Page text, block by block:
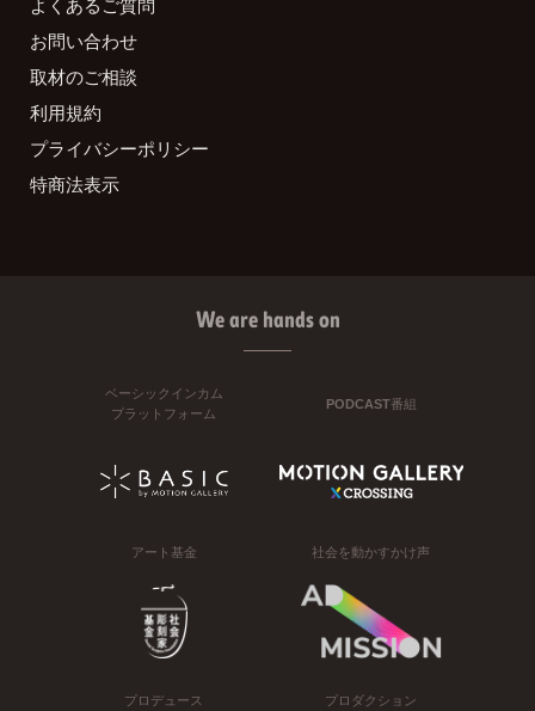
お問い合わせ
取材のご相談
利用規約
プライバシーポリシー
特商法表示
We are hands on
ベーシックインカム
プラットフォーム
PODCAST番組
アート基金 社会を動かすかけ声
プロデュース プロダクション